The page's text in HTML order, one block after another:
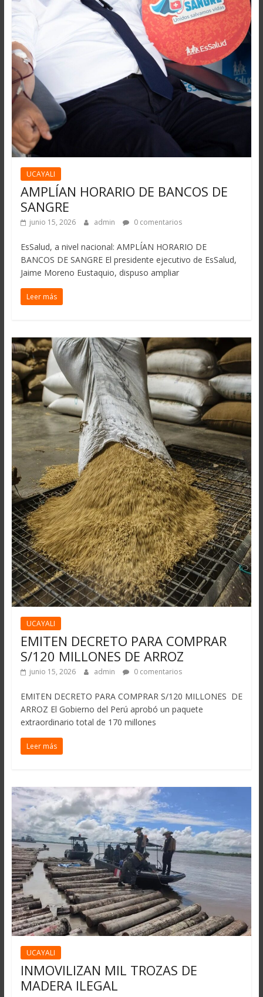
UCAYALI
AMPLÍAN HORARIO DE BANCOS DE
SANGRE
junio 15, 2026 admin 0 comentarios
EsSalud, a nivel nacional: AMPLÍAN HORARIO DE
BANCOS DE SANGRE El presidente ejecutivo de EsSalud,
Jaime Moreno Eustaquio, dispuso ampliar
Leer más
UCAYALI
EMITEN DECRETO PARA COMPRAR
S/120 MILLONES DE ARROZ
junio 15, 2026 admin 0 comentarios
EMITEN DECRETO PARA COMPRAR S/120 MILLONES DE
ARROZ El Gobierno del Perú aprobó un paquete
extraordinario total de 170 millones
Leer más
UCAYALI
INMOVILIZAN MIL TROZAS DE
MADERA ILEGAL